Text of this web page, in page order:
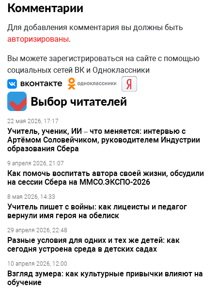
Комментарии
Для добавления комментария вы должны быть
авторизированы.
Вы можете зарегистрироваться на сайте с помощью
социальных сетей ВК и Одноклассники
Выбор читателей
22 мая 2026, 17:17
Учитель, ученик, ИИ – что меняется: интервью с
Артёмом Соловейчиком, руководителем Индустрии
образования Сбера
9 апреля 2026, 21:07
Как помочь воспитать автора своей жизни, обсудили
на сессии Сбера на ММСО.ЭКСПО-2026
8 мая 2026, 14:33
Учитель пишет с войны: как лицеисты и педагог
вернули имя героя на обелиск
29 апреля 2026, 22:48
Разные условия для одних и тех же детей: как
сегодня устроена среда в детских садах
10 апреля 2026, 12:00
Взгляд зумера: как культурные привычки влияют на
обучение